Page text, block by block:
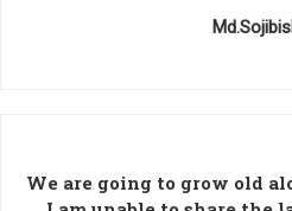
We are going to grow old